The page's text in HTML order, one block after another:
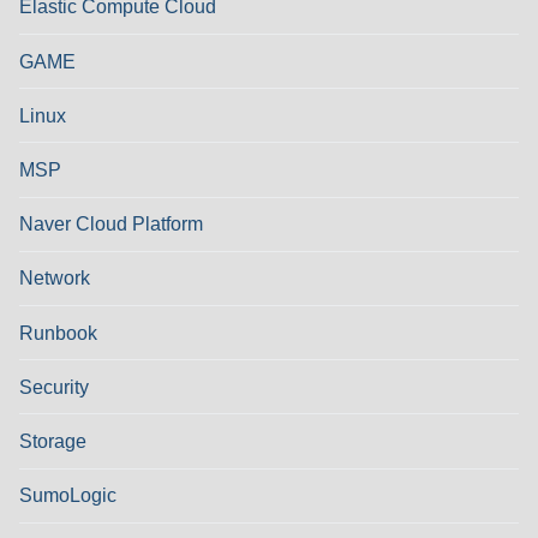
Elastic Compute Cloud
GAME
Linux
MSP
Naver Cloud Platform
Network
Runbook
Security
Storage
SumoLogic